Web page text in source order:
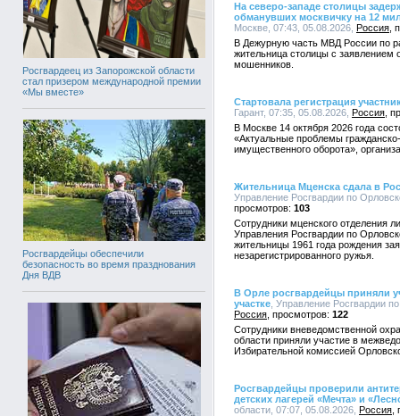
Росгвардеец из Запорожской области
стал призером международной премии
«Мы вместе»
Росгвардейцы обеспечили
безопасность во время празднования
Дня ВДВ
На северо-западе столицы
обманувших москвичку на 12
Москве, 07:43, 05.08.2026, Россия
В Дежурную часть МВД России по
жительница столицы с заявлением
мошенников.
Стартовала регистрация
Гарант, 07:35, 05.08.2026, Россия
В Москве 14 октября 2026 года
«Актуальные проблемы
имущественного оборота»,
Жительница Мценска сдала в
Управление Росгвардии по
103
Сотрудники мценского отделения
Управления Росгвардии по
жительницы 1961 года рождения
незарегистрированного ружья.
В Орле росгвардейцы приняли
участке , Управление Росгвардии
Россия
122
Сотрудники вневедомственной
области приняли участие в
Избирательной комиссией
Росгвардейцы проверили
детских лагерей «Мечта» и
области, 07:07, 05.08.2026, Россия